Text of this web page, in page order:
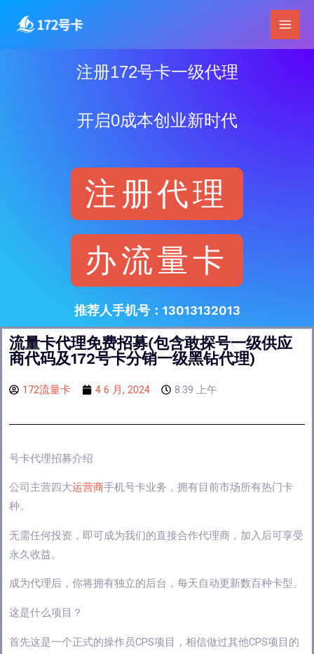
内
Main
注册172号卡一级代理
开启0成本创业新时代
注册代理
办流量卡
推荐人手机号：13013132013
流量卡代理免费招募(包含敢探号一级供应
商代码及172号卡分销一级黑钻代理)
172流量卡 4 6 月, 2024 8:39 上午
号卡代理招募介绍
公司主营四大运营商手机号卡业务，拥有目前市场所有热门卡
种。
无需任何投资，即可成为我们的直接合作代理商，加入后可享受
永久收益。
成为代理后，你将拥有独立的后台，每天自动更新数百种卡型。
这是什么项目？
首先这是一个正式的操作员CPS项目，相信做过其他CPS项目的